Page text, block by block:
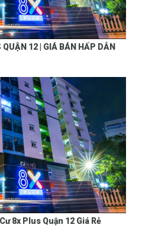
12 | GIÁ BÁN HẤP DẪN
8x Plus Quận 12 Giá Rẻ